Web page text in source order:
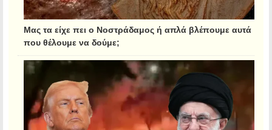
Μας τα είχε πει ο Νοστράδαμος ή απλά βλέπουμε αυτά
που θέλουμε να δούμε;